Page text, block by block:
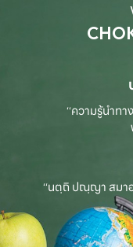
“ความรู้นำทา
“นตฺถิ ปณฺญา สมา